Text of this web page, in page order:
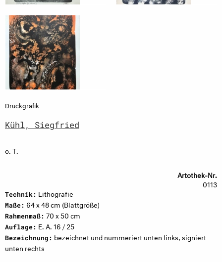
Druckgrafik
Kühl, Siegfried
o. T.
Artothek-Nr.
0113
Technik: Lithografie
Maße: 64 x 48 cm (Blattgröße)
Rahmenmaß: 70 x 50 cm
Auflage: E. A. 16 / 25
Bezeichnung: bezeichnet und nummeriert unten links, signiert
unten rechts